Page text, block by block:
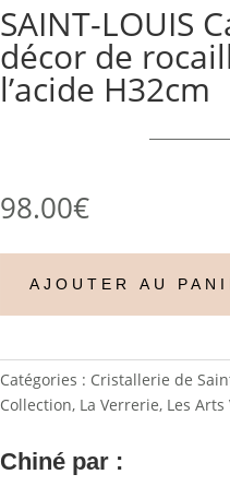
SAINT-LOUIS
décor de
l’acide H32cm
98.00€
AJOUTER AU
Catégories : Cristallerie de
Collection, La Verrerie, Les
Chiné par :